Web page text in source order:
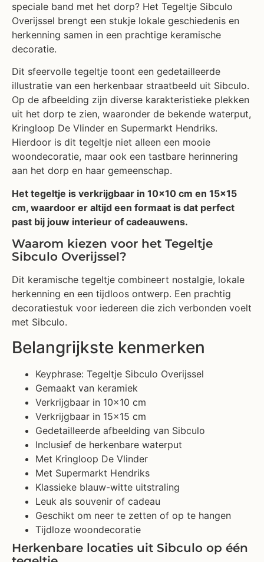
speciale band met het dorp? Het Tegeltje Sibculo
Overijssel brengt een stukje lokale geschiedenis en
herkenning samen in een prachtige keramische
decoratie.
Dit sfeervolle tegeltje toont een gedetailleerde
illustratie van een herkenbaar straatbeeld uit Sibculo.
Op de afbeelding zijn diverse karakteristieke plekken
uit het dorp te zien, waaronder de bekende waterput,
Kringloop De Vlinder en Supermarkt Hendriks.
Hierdoor is dit tegeltje niet alleen een mooie
woondecoratie, maar ook een tastbare herinnering
aan het dorp en haar gemeenschap.
Het tegeltje is verkrijgbaar in 10×10 cm en 15×15
cm, waardoor er altijd een formaat is dat perfect
past bij jouw interieur of cadeauwens.
Waarom kiezen voor het Tegeltje
Sibculo Overijssel?
Dit keramische tegeltje combineert nostalgie, lokale
herkenning en een tijdloos ontwerp. Een prachtig
decoratiestuk voor iedereen die zich verbonden voelt
met Sibculo.
Belangrijkste kenmerken
Keyphrase: Tegeltje Sibculo Overijssel
Gemaakt van keramiek
Verkrijgbaar in 10×10 cm
Verkrijgbaar in 15×15 cm
Gedetailleerde afbeelding van Sibculo
Inclusief de herkenbare waterput
Met Kringloop De Vlinder
Met Supermarkt Hendriks
Klassieke blauw-witte uitstraling
Leuk als souvenir of cadeau
Geschikt om neer te zetten of op te hangen
Tijdloze woondecoratie
Herkenbare locaties uit Sibculo op één